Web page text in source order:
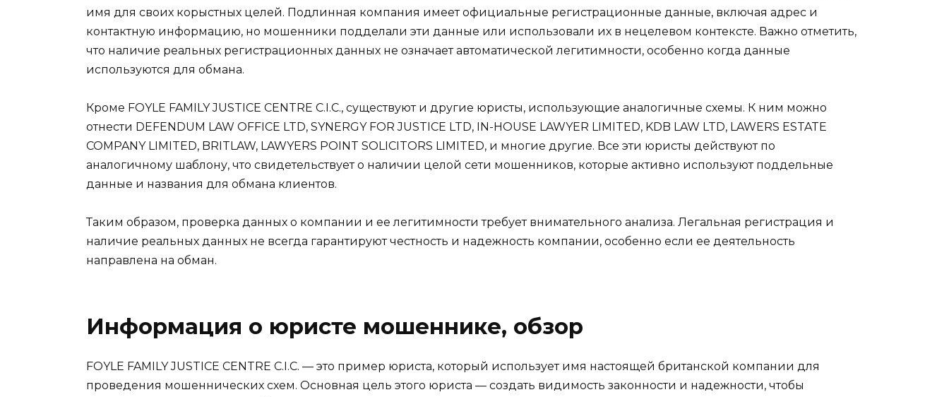
имя для своих корыстных целей. Подлинная компания имеет официальные регистрационные данные, включая адрес и
контактную информацию, но мошенники подделали эти данные или использовали их в нецелевом контексте. Важно отметить,
что наличие реальных регистрационных данных не означает автоматической легитимности, особенно когда данные
используются для обмана.
Кроме FOYLE FAMILY JUSTICE CENTRE C.I.C., существуют и другие юристы, использующие аналогичные схемы. К ним можно
отнести DEFENDUM LAW OFFICE LTD, SYNERGY FOR JUSTICE LTD, IN-HOUSE LAWYER LIMITED, KDB LAW LTD, LAWERS ESTATE
COMPANY LIMITED, BRITLAW, LAWYERS POINT SOLICITORS LIMITED, и многие другие. Все эти юристы действуют по
аналогичному шаблону, что свидетельствует о наличии целой сети мошенников, которые активно используют поддельные
данные и названия для обмана клиентов.
Таким образом, проверка данных о компании и ее легитимности требует внимательного анализа. Легальная регистрация и
наличие реальных данных не всегда гарантируют честность и надежность компании, особенно если ее деятельность
направлена на обман.
Информация о юристе мошеннике, обзор
FOYLE FAMILY JUSTICE CENTRE C.I.C. — это пример юриста, который использует имя настоящей британской компании для
проведения мошеннических схем. Основная цель этого юриста — создать видимость законности и надежности, чтобы